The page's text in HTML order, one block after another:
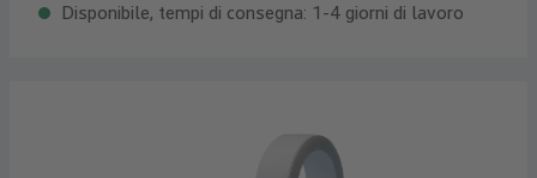
Disponibile, tempi di consegna: 1-4 giorni di lavoro